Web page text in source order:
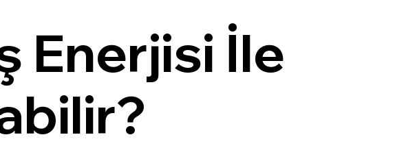
Enerjisi İle